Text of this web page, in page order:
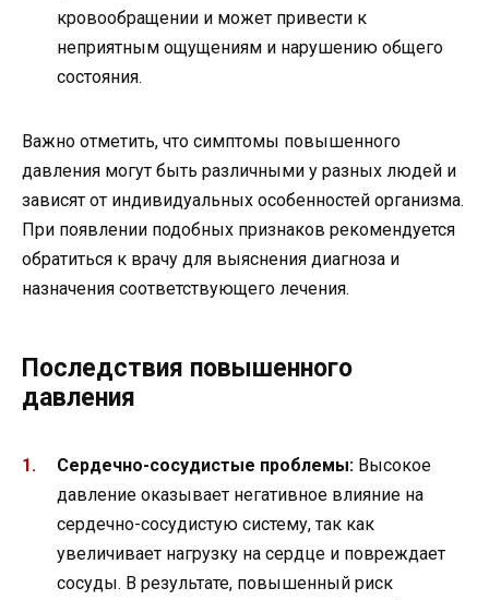
кровообращении и может привести к
неприятным ощущениям и нарушению общего
состояния.
Важно отметить, что симптомы повышенного
давления могут быть различными у разных людей и
зависят от индивидуальных особенностей организма.
При появлении подобных признаков рекомендуется
обратиться к врачу для выяснения диагноза и
назначения соответствующего лечения.
Последствия повышенного
давления
Сердечно-сосудистые проблемы: Высокое
давление оказывает негативное влияние на
сердечно-сосудистую систему, так как
увеличивает нагрузку на сердце и повреждает
сосуды. В результате, повышенный риск